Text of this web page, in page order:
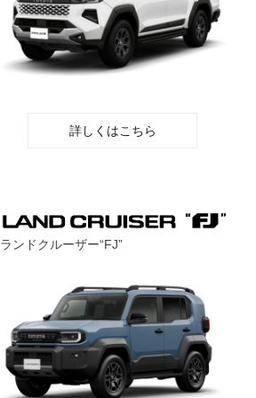
詳しくはこちら
ランドクルーザー“FJ”